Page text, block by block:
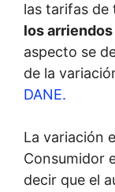
las tarifas de
los
aspecto se
de la
DANE.
La variación
Consumidor
decir que el